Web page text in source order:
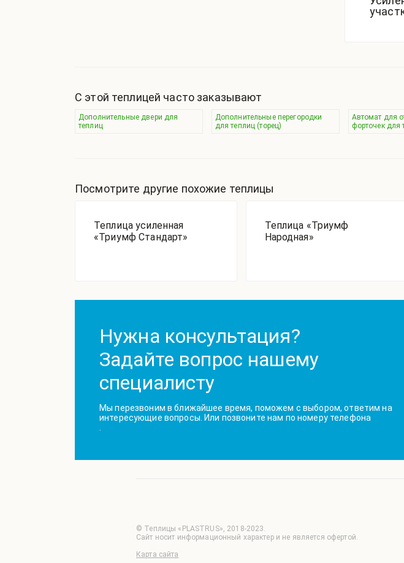
С этой теплицей часто заказывают
Дополнительные двери для
теплиц
Дополнительные перегородки
для теплиц (торец)
Автомат для
форточек для
Посмотрите другие похожие теплицы
Теплица усиленная
«Триумф Стандарт»
Теплица «Триумф
Народная»
Нужна консультация?
Задайте вопрос нашему
специалисту
Мы перезвоним в ближайшее время, поможем с выбором, ответим на
интересующие вопросы. Или позвоните нам по номеру телефона
© Теплицы «PLASTRUS», 2018-2023.
Сайт носит информационный характер и не является офертой.
Карта сайта